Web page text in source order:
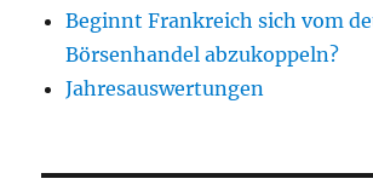
Beginnt Frankreich sich vom
Börsenhandel abzukoppeln?
Jahresauswertungen